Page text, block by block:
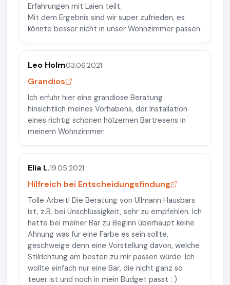
Erfahrungen mit Laien teilt.
Mit dem Ergebnis sind wir super zufrieden, es
könnte besser nicht in unser Wohnzimmer passen.
Leo Holm03.06.2021
Grandios
Ich erfuhr hier eine grandiose Beratung
hinsichtlich meines Vorhabens, der Installation
eines richtig schönen hölzernen Bartresens in
meinem Wohnzimmer.
Elia L.19.05.2021
Hilfreich bei Entscheidungsfindung
Tolle Arbeit! Die Beratung von Ullmann Hausbars
ist, z.B. bei Unschlüssigkeit, sehr zu empfehlen. Ich
hatte bei meiner Bar zu Beginn überhaupt keine
Ahnung was für eine Farbe es sein sollte,
geschweige denn eine Vorstellung davon, welche
Stilrichtung am besten zu mir passen würde. Ich
wollte einfach nur eine Bar, die nicht ganz so
teuer ist und noch in mein Budget passt : )